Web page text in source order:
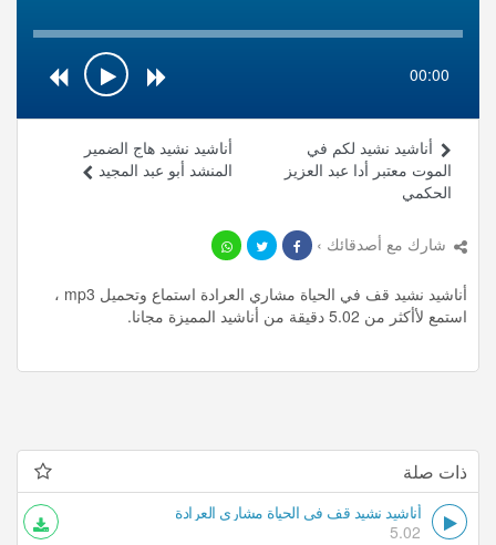
00:00
أناشيد نشيد هاج الضمير
المنشد أبو عبد المجيد
أناشيد نشيد لكم في
الموت معتبر أدا عبد العزيز
الحكمي
شارك مع أصدقائك ›
أناشيد نشيد قف في الحياة مشاري العرادة استماع وتحميل mp3 ،
استمع لأأكثر من 5.02 دقيقة من أناشيد المميزة مجانا.
ذات صلة
أناشيد نشيد قف في الحياة مشاري العرادة
5.02